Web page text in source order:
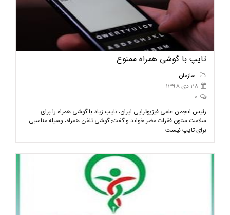
تایپ با گوشی همراه ممنوع
سازمان
28 دی 1398
0
رئیس انجمن علمی فیزیوتراپی ایران، تایپ زیاد با گوشی همراه را برای
سلامت ستون فقرات مضر خواند و گفت: گوشی تلفن همراه، وسیله مناسبی
برای تایپ نیست.